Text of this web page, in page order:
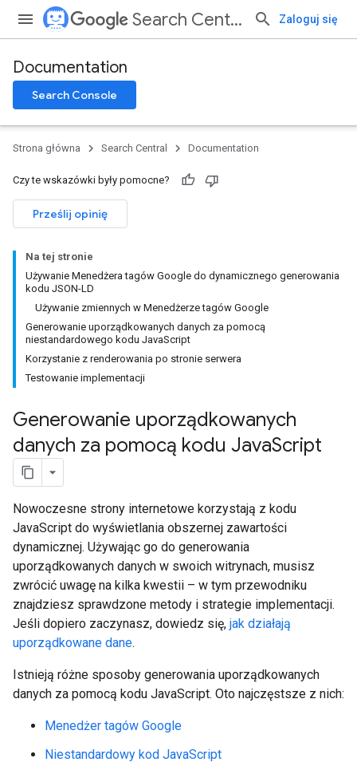
Search Central Zaloguj się
Documentation
Search Console
Strona główna Search Central Documentation
Czy te wskazówki były pomocne?
Prześlij opinię
Na tej stronie
Używanie Menedżera tagów Google do dynamicznego generowania
kodu JSON-LD
Używanie zmiennych w Menedżerze tagów Google
Generowanie uporządkowanych danych za pomocą
niestandardowego kodu JavaScript
Korzystanie z renderowania po stronie serwera
Testowanie implementacji
Generowanie uporządkowanych
danych za pomocą kodu JavaScript
Nowoczesne strony internetowe korzystają z kodu
JavaScript do wyświetlania obszernej zawartości
dynamicznej. Używając go do generowania
uporządkowanych danych w swoich witrynach, musisz
zwrócić uwagę na kilka kwestii – w tym przewodniku
znajdziesz sprawdzone metody i strategie implementacji.
Jeśli dopiero zaczynasz, dowiedz się, jak działają
uporządkowane dane.
Istnieją różne sposoby generowania uporządkowanych
danych za pomocą kodu JavaScript. Oto najczęstsze z nich:
Menedżer tagów Google
Niestandardowy kod JavaScript